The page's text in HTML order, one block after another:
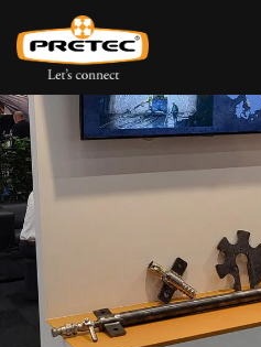
Siirry
suoraan
sisältöön